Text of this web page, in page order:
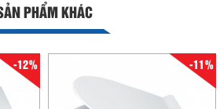
PHẨM KHÁC
-12% -11%